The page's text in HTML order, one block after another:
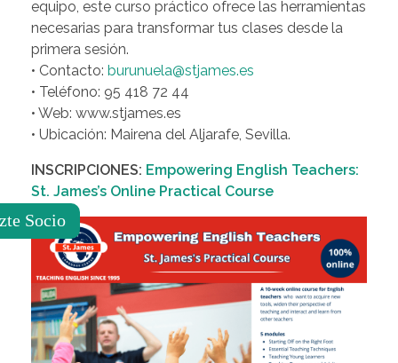
equipo, este curso práctico ofrece las herramientas
necesarias para transformar tus clases desde la
primera sesión.
• Contacto: burunuela@stjames.es
• Teléfono: 95 418 72 44
• Web: www.stjames.es
• Ubicación: Mairena del Aljarafe, Sevilla.
INSCRIPCIONES: Empowering English Teachers:
St. James’s Online Practical Course
Socio